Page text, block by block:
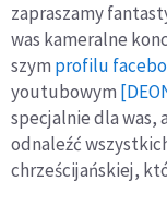
zapraszamy
was kameralne
szym profilu
youtubowym
specjalnie dla was,
odnaleźć
chrześcijańskiej,